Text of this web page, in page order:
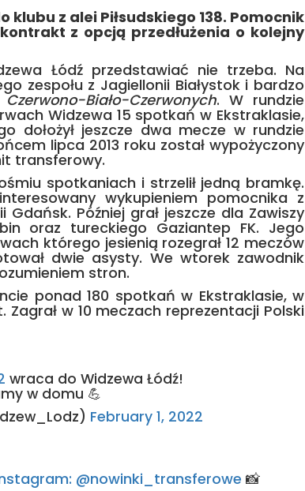
z alei Piłsudskiego 138. Pomocnik
z opcją przedłużenia o kolejny
Łódź przedstawiać nie trzeba. Na
zespołu z Jagiellonii Białystok i bardzo
Czerwono-Biało-Czerwonych. W rundzie
Widzewa 15 spotkań w Ekstraklasie,
dołożył jeszcze dwa mecze w rundzie
lipca 2013 roku został wypożyczony
transferowy.
spotkaniach i strzelił jedną bramkę.
wykupieniem pomocnika z
Później grał jeszcze dla Zawiszy
oraz tureckiego Gaziantep FK. Jego
którego jesienią rozegrał 12 meczów
dwie asysty. We wtorek zawodnik
stron.
ponad 180 spotkań w Ekstraklasie, w
Zagrał w 10 meczach reprezentacji Polski
wraca do Widzewa Łódź!
w domu 💪
February 1, 2022
@nowinki_transferowe 📸